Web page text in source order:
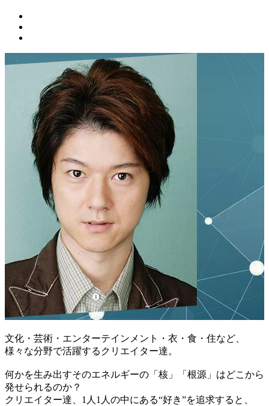
文化・芸術・エンターテインメント・衣・食・住など、
様々な分野で活躍するクリエイター達。
何かを生み出すそのエネルギーの「核」「根源」はどこから
発せられるのか？
クリエイター達、1人1人の中にある“好き”を追求すると、